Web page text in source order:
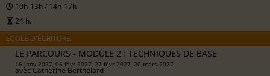
10h-13h / 14h-17h
24 h.
ÉCOLE D'ÉCRITURE
LE PARCOURS - MODULE 2 : TECHNIQUES DE BASE
16 janv 2027, 06 févr 2027, 27 févr 2027, 20 mars 2027
avec Catherine Berthelard